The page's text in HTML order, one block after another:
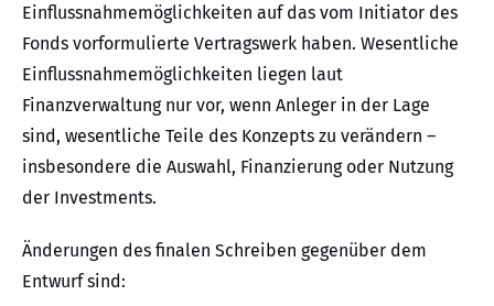
Einflussnahmemöglichkeiten auf das vom Initiator des
Fonds vorformulierte Vertragswerk haben. Wesentliche
Einflussnahmemöglichkeiten liegen laut
Finanzverwaltung nur vor, wenn Anleger in der Lage
sind, wesentliche Teile des Konzepts zu verändern –
insbesondere die Auswahl, Finanzierung oder Nutzung
der Investments.
Änderungen des finalen Schreiben gegenüber dem
Entwurf sind: